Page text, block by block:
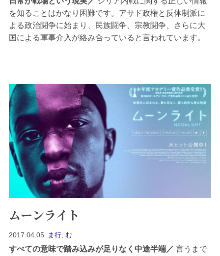
を知ることはかなり困難です。アサド政権と反体制派に
よる政治闘争に始まり、民族闘争、宗教闘争、さらに大
国による軍事介入が絡み合っていると言われています。
はたしかに反体制...
ムーンライト
2017.04.05 ま行, む
すべての意味で踏み込みが足りなく中途半端
言うまで